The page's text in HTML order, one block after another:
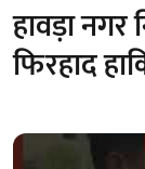
हावड़ा नगर
फिरहाद